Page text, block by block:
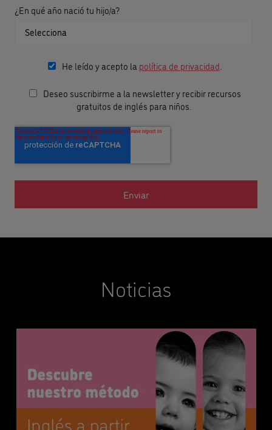
¿En qué año nació tu hijo/a?
He leído y acepto la política de privacidad
Deseo suscribirme a la newsletter y recibir recursos
gratuitos de inglés para niños.
Noticias